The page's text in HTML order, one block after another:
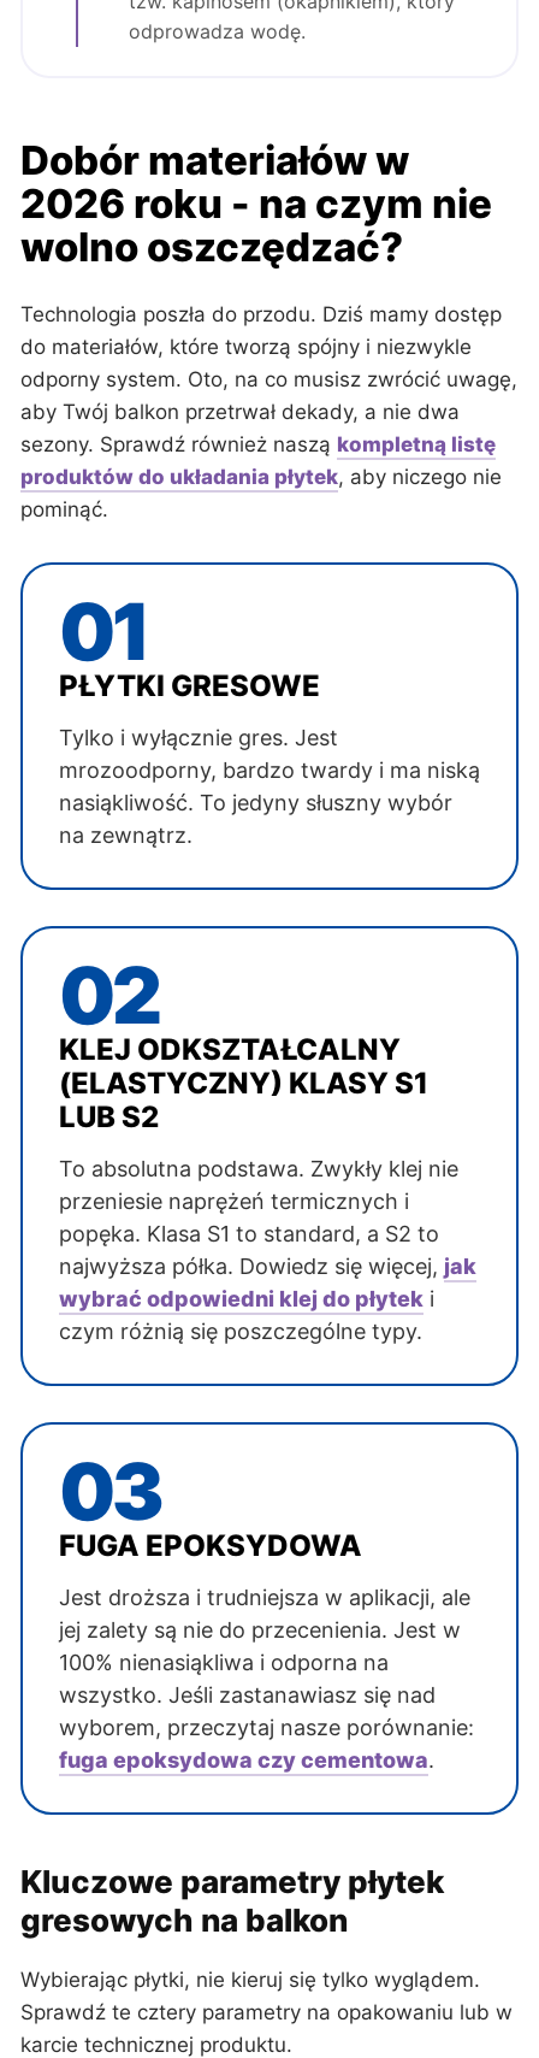
odprowadza wodę.
Dobór materiałów w
2026 roku - na czym nie
wolno oszczędzać?
Technologia poszła do przodu. Dziś mamy dostęp
do materiałów, które tworzą spójny i niezwykle
odporny system. Oto, na co musisz zwrócić uwagę,
aby Twój balkon przetrwał dekady, a nie dwa
sezony. Sprawdź również naszą kompletną listę
produktów do układania płytek, aby niczego nie
pominąć.
01
PŁYTKI GRESOWE
Tylko i wyłącznie gres. Jest
mrozoodporny, bardzo twardy i ma niską
nasiąkliwość. To jedyny słuszny wybór
na zewnątrz.
02
KLEJ ODKSZTAŁCALNY
(ELASTYCZNY) KLASY S1
LUB S2
To absolutna podstawa. Zwykły klej nie
przeniesie naprężeń termicznych i
popęka. Klasa S1 to standard, a S2 to
najwyższa półka. Dowiedz się więcej, jak
wybrać odpowiedni klej do płytek i
czym różnią się poszczególne typy.
03
FUGA EPOKSYDOWA
Jest droższa i trudniejsza w aplikacji, ale
jej zalety są nie do przecenienia. Jest w
100% nienasiąkliwa i odporna na
wszystko. Jeśli zastanawiasz się nad
wyborem, przeczytaj nasze porównanie:
fuga epoksydowa czy cementowa.
Kluczowe parametry płytek
gresowych na balkon
Wybierając płytki, nie kieruj się tylko wyglądem.
Sprawdź te cztery parametry na opakowaniu lub w
karcie technicznej produktu.